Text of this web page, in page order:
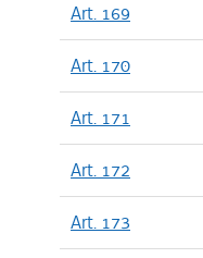
Art. 169
Art. 170
Art. 171
Art. 172
Art. 173